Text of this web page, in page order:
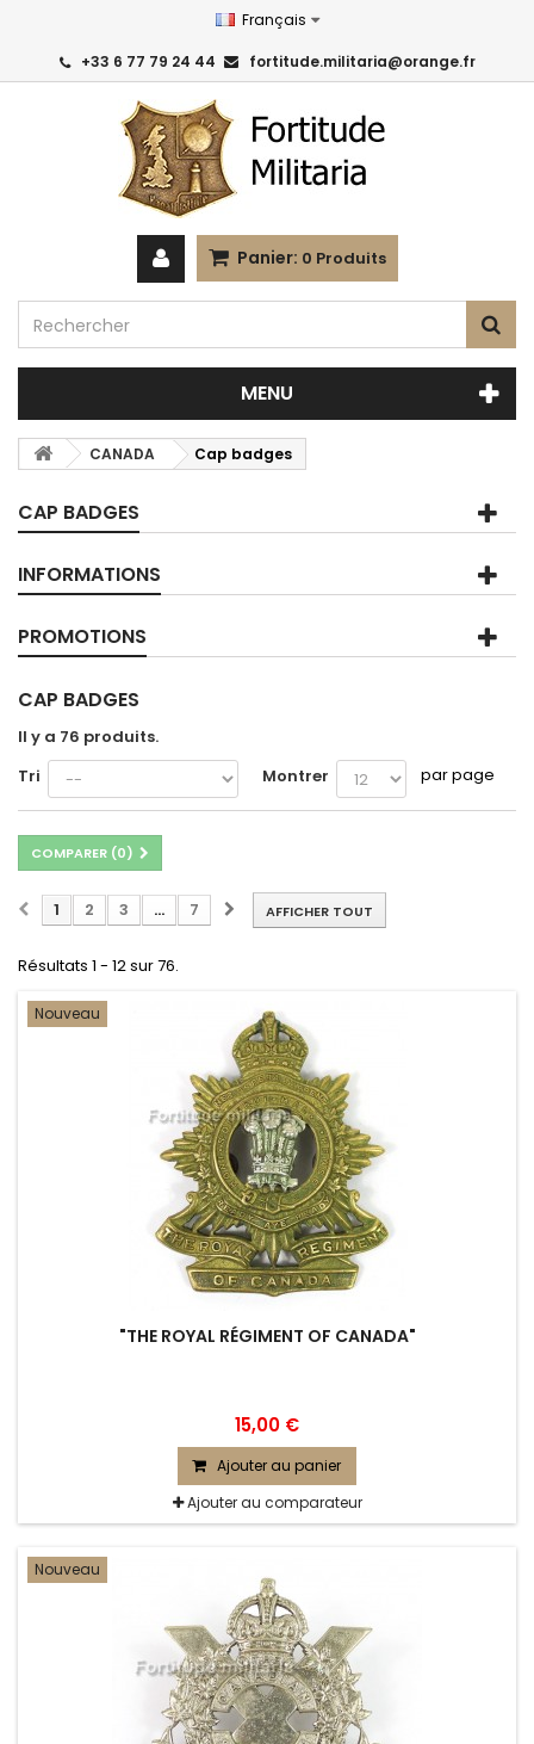
Français
+33 6 77 79 24 44 fortitude.militaria@orange.fr
Panier: 0 Produits
MENU
CANADA Cap badges
CAP BADGES
INFORMATIONS
PROMOTIONS
CAP BADGES
Il y a 76 produits.
Tri
Montrer par page
COMPARER (0)
AFFICHER TOUT
1 2 3 ... 7
Résultats 1 - 12 sur 76.
Nouveau
"THE ROYAL RÉGIMENT OF CANADA"
15,00 €
Ajouter au panier
Ajouter au comparateur
Nouveau